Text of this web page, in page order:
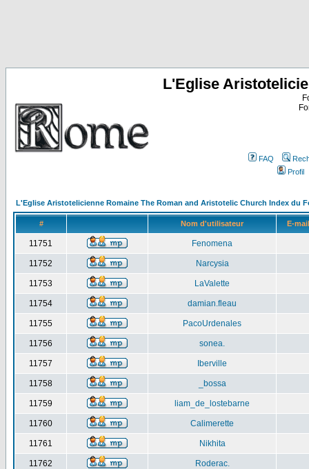
L'Eglise
FAQ
Profil
L'Eglise Aristotelicienne Romaine The Roman and Aristotelic Church Index du
# Nom d'utilisateur E-mail
11751 Fenomena
11752 Narcysia
11753 LaValette
11754 damian.fleau
11755 PacoUrdenales
11756 sonea.
11757 Iberville
11758 _bossa
11759 liam_de_lostebarne
11760 Calimerette
11761 Nikhita
11762 Roderac.